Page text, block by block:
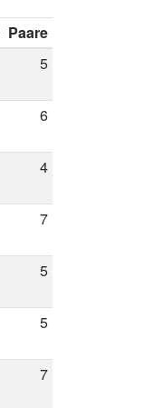
Paare
5
6
4
7
5
5
7